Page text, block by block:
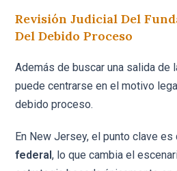
Revisión Judicial Del
Del Debido Proceso
Además de buscar una salida de
puede centrarse en el motivo
debido proceso.
En New Jersey, el punto clave
federal, lo que cambia el